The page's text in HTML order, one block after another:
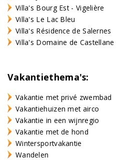
Villa's Bourg Est - Vigelière
Villa's Le Lac Bleu
Villa's Résidence de Salernes
Villa's Domaine de Castellane
Vakantiethema's:
Vakantie met privé zwembad
Vakantiehuizen met airco
Vakantie in een wijnregio
Vakantie met de hond
Wintersportvakantie
Wandelen